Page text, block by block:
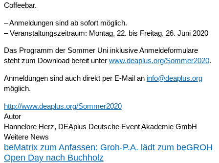
Coffeebar.
– Anmeldungen sind ab sofort möglich.
– Veranstaltungszeitraum: Montag, 22. bis Freitag, 26. Juni 2020
Das Programm der Sommer Uni inklusive Anmeldeformulare
steht zum Download bereit unter www.deaplus.org/Sommer2020.
Anmeldungen sind auch direkt per E-Mail an info@deaplus.org
möglich.
http://www.deaplus.org/Sommer2020
Autor
Hannelore Herz, DEAplus Deutsche Event Akademie GmbH
Weitere News
beMatrix zum Anfassen: Groh-P.A. lädt zum beGROH
Open Day nach Buchholz